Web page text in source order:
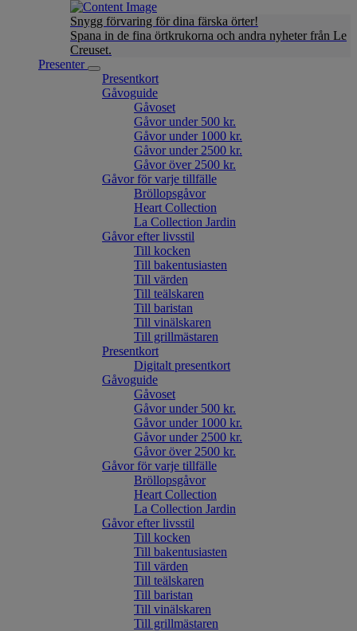
Snygg förvaring för dina färska örter!
Spana in de fina örtkrukorna och andra nyheter från Le
Creuset.
Presenter
Presentkort
Gåvoguide
Gåvoset
Gåvor under 500 kr.
Gåvor under 1000 kr.
Gåvor under 2500 kr.
Gåvor över 2500 kr.
Gåvor för varje tillfälle
Bröllopsgåvor
Heart Collection
La Collection Jardin
Gåvor efter livsstil
Till kocken
Till bakentusiasten
Till värden
Till teälskaren
Till baristan
Till vinälskaren
Till grillmästaren
Presentkort
Digitalt presentkort
Gåvoguide
Gåvoset
Gåvor under 500 kr.
Gåvor under 1000 kr.
Gåvor under 2500 kr.
Gåvor över 2500 kr.
Gåvor för varje tillfälle
Bröllopsgåvor
Heart Collection
La Collection Jardin
Gåvor efter livsstil
Till kocken
Till bakentusiasten
Till värden
Till teälskaren
Till baristan
Till vinälskaren
Till grillmästaren